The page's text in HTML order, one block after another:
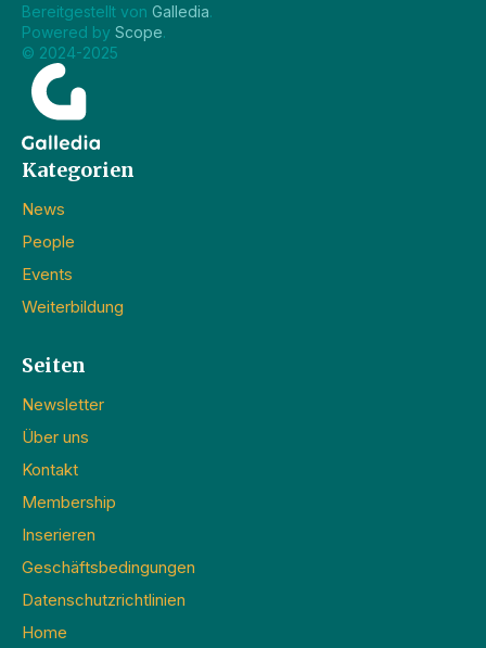
Bereitgestellt von Galledia.
Powered by Scope.
© 2024-2025
Kategorien
News
People
Events
Weiterbildung
Seiten
Newsletter
Über uns
Kontakt
Membership
Inserieren
Geschäftsbedingungen
Datenschutzrichtlinien
Home